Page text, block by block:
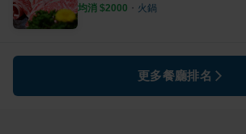
均消 $2000 ・ 火鍋
更多餐廳排名